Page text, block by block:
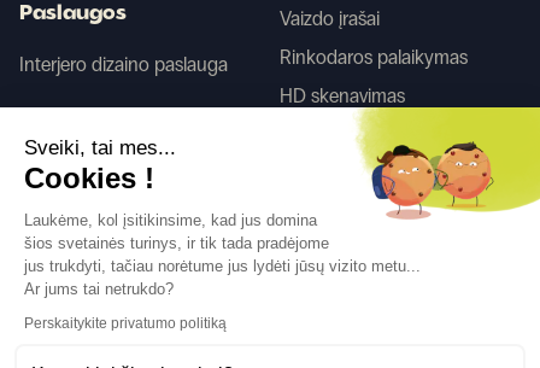
Sekite mus
Paslaugos
Interjero dizaino paslauga
Vaizdo įrašai
Rinkodaros palaikymas
HD skenavimas
Sveiki, tai mes...
Cookies !
Laukėme, kol įsitikinsime, kad jus domina
šios svetainės turinys, ir tik tada pradėjome
jus trukdyti, tačiau norėtume jus lydėti jūsų vizito metu...
Ar jums tai netrukdo?
Perskaitykite privatumo politiką